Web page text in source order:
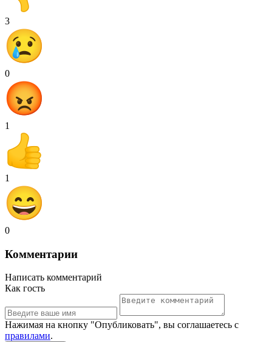
3
0
1
1
0
Комментарии
Написать комментарий
Как гость
Нажимая на кнопку "Опубликовать", вы соглашаетесь с
правилами.